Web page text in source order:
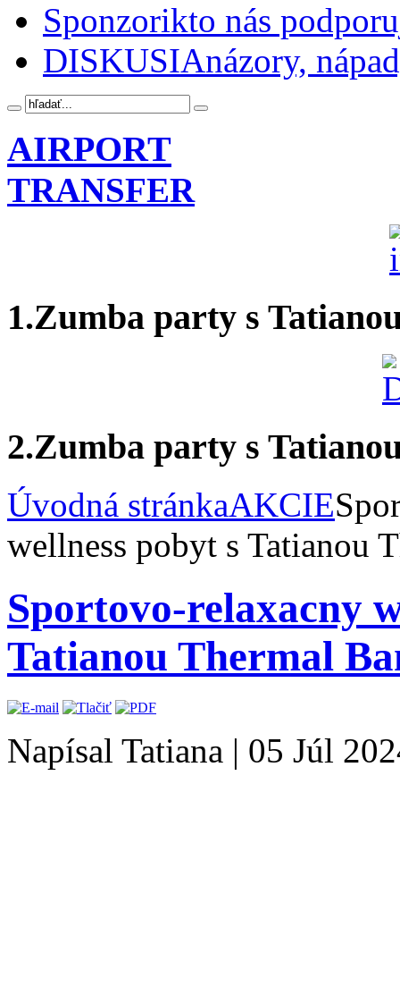
Sponzorikto nás
DISKUSIAnázory,
AIRPORT
TRANSFER
1.Zumba party s
2.Zumba party s
Úvodná stránkaAKCIE
wellness pobyt s Tatianou
Sportovo-relaxacny
Tatianou Thermal
Napísal Tatiana | 05 Júl